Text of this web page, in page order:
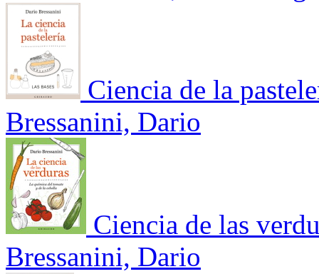
Ciencia de la
Bressanini, Dario
Ciencia de las
Bressanini, Dario